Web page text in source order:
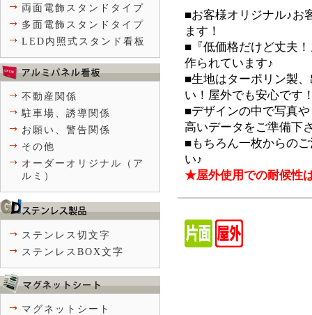
■お客様オリジナル♪お
ます！
■『低価格だけど丈夫
作られています♪
■生地はターポリン製
い！屋外でも安心です
■デザインの中で写真
高いデータをご準備下
■もちろん一枚からの
い♪
★屋外使用での耐候性
両面電飾スタンドタイプ
多面電飾スタンドタイプ
LED内照式スタンド看板
不動産関係
駐車場、誘導関係
お願い、警告関係
その他
オーダーオリジナル（ア
ルミ）
ステンレス切文字
ステンレスBOX文字
マグネットシート